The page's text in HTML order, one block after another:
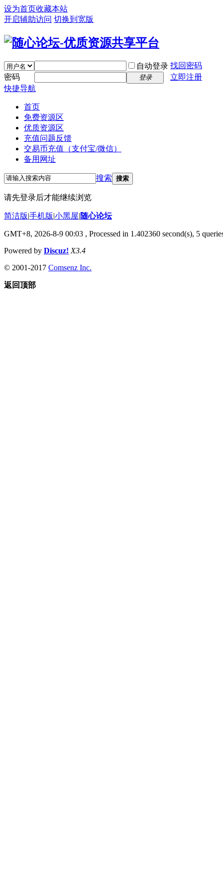
设为首页收藏本站
开启辅助访问 切换到宽版
自动登录 找回密码
密码
登录
立即注册
快捷导航
首页
免费资源区
优质资源区
充值问题反馈
交易币充值（支付宝/微信）
备用网址
搜索 搜索
请先登录后才能继续浏览
简洁版|手机版|小黑屋|随心论坛
GMT+8, 2026-8-9 00:03 , Processed in 1.402360 second(s), 5
Powered by Discuz! X3.4
© 2001-2017 Comsenz Inc.
返回顶部